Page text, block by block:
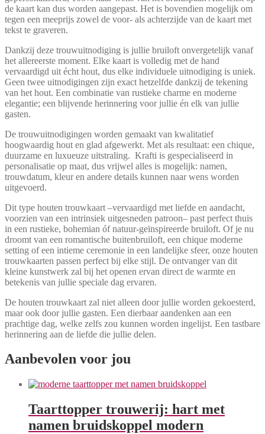
de kaart kan dus worden aangepast. Het is bovendien mogelijk om
tegen een meeprijs zowel de voor- als achterzijde van de kaart met
tekst te graveren.
Dankzij deze trouwuitnodiging is jullie bruiloft onvergetelijk vanaf
het allereerste moment. Elke kaart is volledig met de hand
vervaardigd uit écht hout, dus elke individuele uitnodiging is uniek.
Geen twee uitnodigingen zijn exact hetzelfde dankzij de tekening
van het hout. Een combinatie van rustieke charme en moderne
elegantie; een blijvende herinnering voor jullie én elk van jullie
gasten.
De trouwuitnodigingen worden gemaakt van kwalitatief
hoogwaardig hout en glad afgewerkt. Met als resultaat: een chique,
duurzame en luxueuze uitstraling. Krafti is gespecialiseerd in
personalisatie op maat, dus vrijwel alles is mogelijk: namen,
trouwdatum, kleur en andere details kunnen naar wens worden
uitgevoerd.
Dit type houten trouwkaart –vervaardigd met liefde en aandacht,
voorzien van een intrinsiek uitgesneden patroon– past perfect thuis
in een rustieke, bohemian óf natuur-geïnspireerde bruiloft. Of je nu
droomt van een romantische buitenbruiloft, een chique moderne
setting of een intieme ceremonie in een landelijke sfeer, onze houten
trouwkaarten passen perfect bij elke stijl. De ontvanger van dit
kleine kunstwerk zal bij het openen ervan direct de warmte en
betekenis van jullie speciale dag ervaren.
De houten trouwkaart zal niet alleen door jullie worden gekoesterd,
maar ook door jullie gasten. Een dierbaar aandenken aan een
prachtige dag, welke zelfs zou kunnen worden ingelijst. Een tastbare
herinnering aan de liefde die jullie delen.
Aanbevolen voor jou
Taarttopper trouwerij: hart met
namen bruidskoppel modern